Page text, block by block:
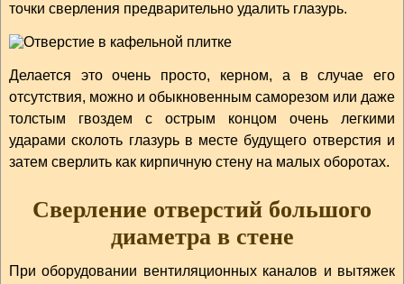
точки сверления предварительно удалить глазурь.
Делается это очень просто, керном, а в случае его
отсутствия, можно и обыкновенным саморезом или даже
толстым гвоздем с острым концом очень легкими
ударами сколоть глазурь в месте будущего отверстия и
затем сверлить как кирпичную стену на малых оборотах.
Сверление отверстий большого
диаметра в стене
При оборудовании вентиляционных каналов и вытяжек